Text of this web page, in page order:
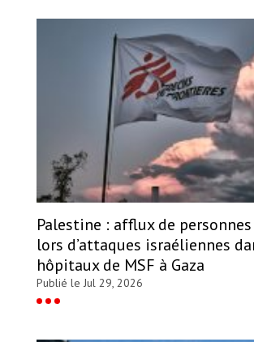
Palestine : afflux de
lors d’attaques israéliennes
hôpitaux de MSF à Gaza
Publié le Jul 29, 2026